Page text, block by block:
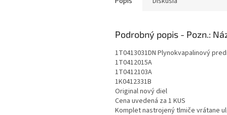
Podrobný popis
1T0413031DN Plynokvapalinový
1T0412015A
1T0412103A
1K0412331B
Original nový diel
Cena uvedená za 1 KUS
Komplet nastrojený tlmiče vrátane